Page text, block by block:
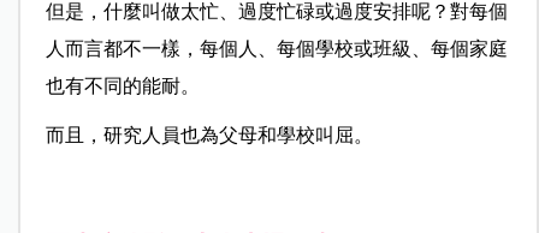
但是，什麼叫做太忙、過度忙碌或過度安排呢？對每個
人而言都不一樣，每個人、每個學校或班級、每個家庭
也有不同的能耐。
而且，研究人員也為父母和學校叫屈。